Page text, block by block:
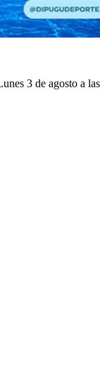
3 de agosto a las